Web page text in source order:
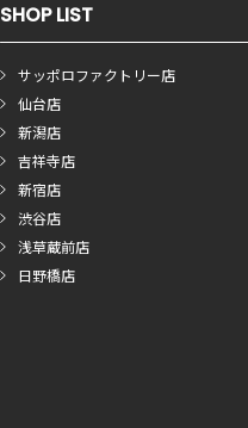
SHOP LIST
サッポロファクトリー店
仙台店
新潟店
吉祥寺店
新宿店
渋谷店
浅草蔵前店
日野橋店